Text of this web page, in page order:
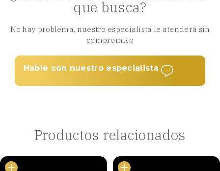
que busca?
No hay problema, nuestro especialista le atenderá sin
compromiso
Hable con nuestro especialista
Productos relacionados